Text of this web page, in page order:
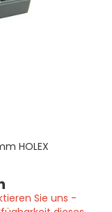
HOLEX
Sie uns -